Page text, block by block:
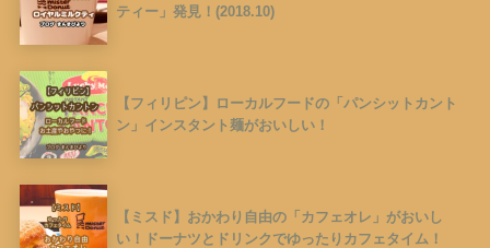
ティー」発見！(2018.10)
【フィリピン】ローカルフードの「パンシットカント
ン」インスタント麺がおいしい！
【ミスド】おかわり自由の「カフェオレ」がおいし
い！ドーナツとドリンクでゆったりカフェタイム！